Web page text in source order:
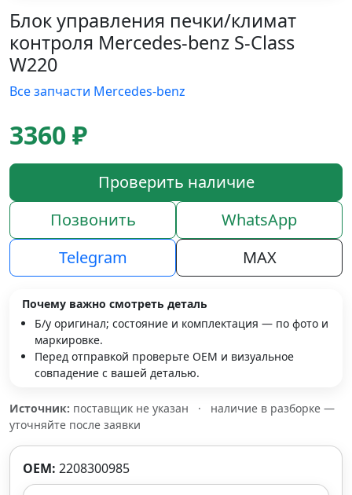
Блок управления печки/климат
контроля Mercedes-benz S-Class
W220
Все запчасти Mercedes-benz
3360 ₽
Проверить наличие
Позвонить
WhatsApp
Telegram
MAX
Почему важно смотреть деталь
Б/у оригинал; состояние и комплектация — по фото и
маркировке.
Перед отправкой проверьте OEM и визуальное
совпадение с вашей деталью.
Источник: поставщик не указан ·
наличие в разборке —
уточняйте после заявки
OEM: 2208300985